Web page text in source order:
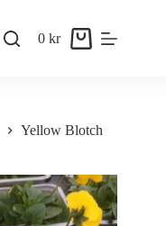
Shopping
0kr
Yellow Blotch